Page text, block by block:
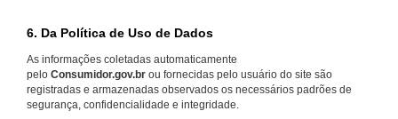
6. Da Política de Uso de Dados
As informações coletadas automaticamente
pelo Consumidor.gov.br ou fornecidas pelo usuário do site são
registradas e armazenadas observados os necessários padrões de
segurança, confidencialidade e integridade.